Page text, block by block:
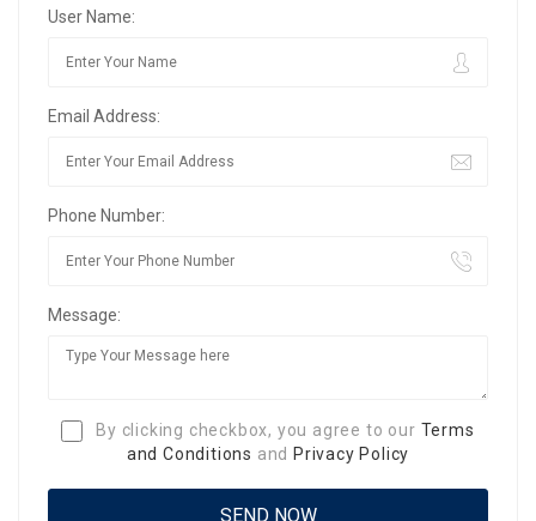
User Name:
Email Address:
Phone Number:
Message:
By clicking checkbox, you agree to our Terms
and Conditions and Privacy Policy